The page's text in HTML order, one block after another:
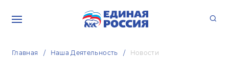
Главная Наша Деятельность Новости